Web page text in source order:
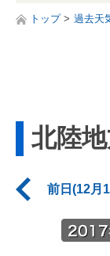
トップ 過去天
北陸
前日(12月